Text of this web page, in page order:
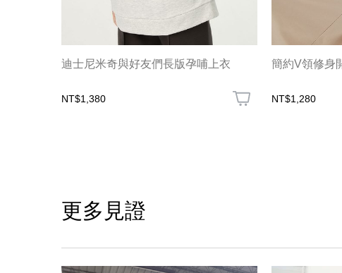
迪士尼米奇與好友們長版孕哺上衣
NT$1,380
簡約V領修身
NT$1,280
更多見證